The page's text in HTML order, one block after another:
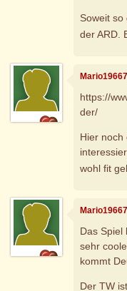
Soweit so
der ARD.
https://
der/
Hier noch
wohl fit
Das Spiel
sehr
kommt
Der TW